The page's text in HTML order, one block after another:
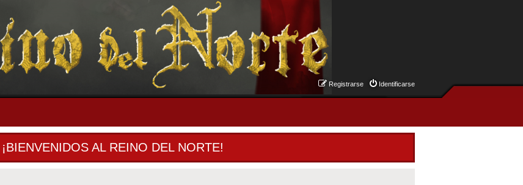
Identificarse
Registrarse
¡BIENVENIDOS AL REINO DEL NORTE!